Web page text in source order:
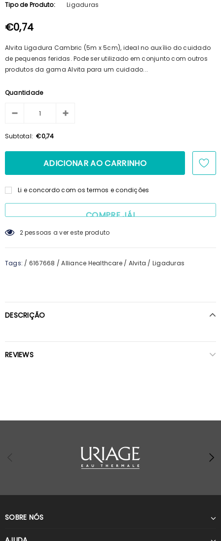
Arkopharma Stop Piolhos Loção
Tipo de Produto:
Ligaduras
€0,74
Alvita Ligadura Cambric (5m x 5cm), ideal no auxílio do cuidado
de pequenas feridas. Pode ser utilizado em conjunto com outros
produtos da gama Alvita para um cuidado...
Quantidade
Subtotal: €0,74
Li e concordo com os termos e condições
COMPRE JÁ!
2pessoas a ver este produto
Tags: / 6167668 / Alliance Healthcare / Alvita / Ligaduras
DESCRIÇÃO
REVIEWS
SOBRE NÓS